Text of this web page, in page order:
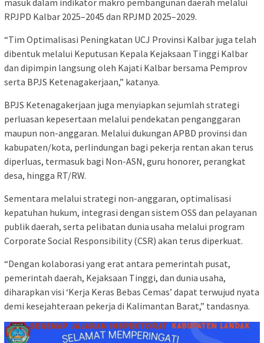
RPJPD Kalbar 2025–2045 dan RPJMD 2025–2029.
“Tim Optimalisasi Peningkatan UCJ Provinsi Kalbar juga telah
dibentuk melalui Keputusan Kepala Kejaksaan Tinggi Kalbar
dan dipimpin langsung oleh Kajati Kalbar bersama Pemprov
serta BPJS Ketenagakerjaan,” katanya.
BPJS Ketenagakerjaan juga menyiapkan sejumlah strategi
perluasan kepesertaan melalui pendekatan penganggaran
maupun non-anggaran. Melalui dukungan APBD provinsi dan
kabupaten/kota, perlindungan bagi pekerja rentan akan terus
diperluas, termasuk bagi Non-ASN, guru honorer, perangkat
desa, hingga RT/RW.
Sementara melalui strategi non-anggaran, optimalisasi
kepatuhan hukum, integrasi dengan sistem OSS dan pelayanan
publik daerah, serta pelibatan dunia usaha melalui program
Corporate Social Responsibility (CSR) akan terus diperkuat.
“Dengan kolaborasi yang erat antara pemerintah pusat,
pemerintah daerah, Kejaksaan Tinggi, dan dunia usaha,
diharapkan visi ‘Kerja Keras Bebas Cemas’ dapat terwujud nyata
demi kesejahteraan pekerja di Kalimantan Barat,” tandasnya.